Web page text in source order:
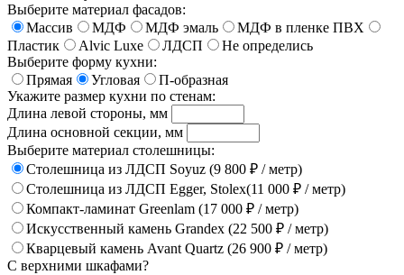
Выберите материал фасадов:
Массив
МДФ МДФ эмаль
МДФ в пленке ПВХ
Пластик
Alvic Luxe ЛДСП
Не определись
Выберите форму кухни:
Прямая
Угловая
П-образная
Укажите размер кухни по стенам:
Длина левой стороны, мм
Длина основной секции, мм
Выберите материал столешницы:
Столешница из ЛДСП Soyuz (9 800 ₽ / метр)
Столешница из ЛДСП Egger, Stolex(11 000 ₽ / метр)
Компакт-ламинат Greenlam (17 000 ₽ / метр)
Искусственный камень Grandex (22 500 ₽ / метр)
Кварцевый камень Avant Quartz (26 900 ₽ / метр)
С верхними шкафами?